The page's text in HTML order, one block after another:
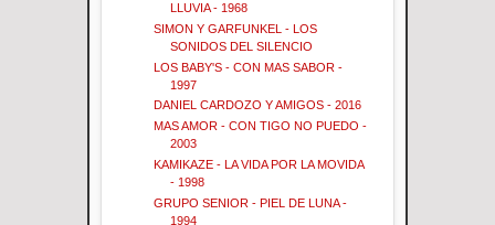
LLUVIA - 1968
SIMON Y GARFUNKEL - LOS
SONIDOS DEL SILENCIO
LOS BABY'S - CON MAS SABOR -
1997
DANIEL CARDOZO Y AMIGOS - 2016
MAS AMOR - CON TIGO NO PUEDO -
2003
KAMIKAZE - LA VIDA POR LA MOVIDA
- 1998
GRUPO SENIOR - PIEL DE LUNA -
1994